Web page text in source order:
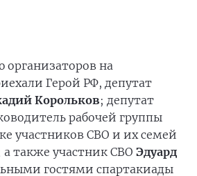
на
Герой РФ, депутат
Корольков; депутат
рабочей группы
участников СВО и их семей
а также участник СВО Эдуард
гостями спартакиады